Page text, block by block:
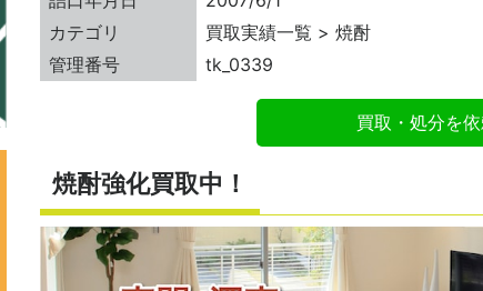
カテゴリ
買取実績一覧 > 焼酎
管理番号
tk_0339
買取・処分を
焼酎強化買取中！